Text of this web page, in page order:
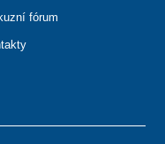
fórum